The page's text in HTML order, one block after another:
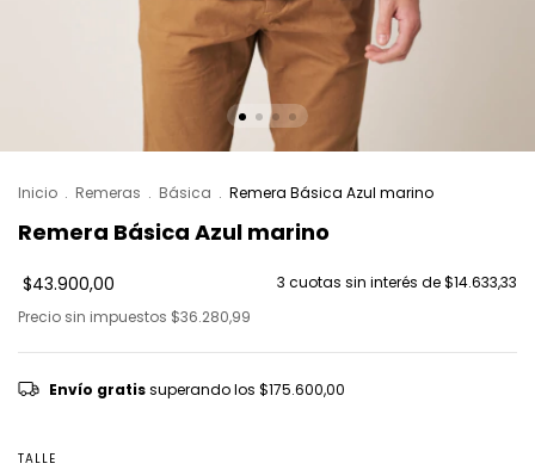
Inicio . Remeras . Básica . Remera Básica Azul marino
Remera Básica Azul marino
$43.900,00 3 cuotas sin interés de$14.633,33
Precio sin impuestos $36.280,99
Envío gratis superando los $175.600,00
TALLE